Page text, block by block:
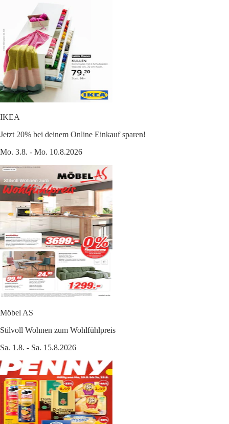
IKEA
Jetzt 20% bei deinem Online Einkauf sparen!
Mo. 3.8. - Mo. 10.8.2026
Möbel AS
Stilvoll Wohnen zum Wohlfühlpreis
Sa. 1.8. - Sa. 15.8.2026